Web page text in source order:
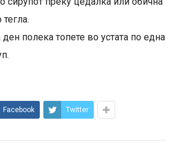
тегла.
полека топете во устата по една
Facebook Twitter